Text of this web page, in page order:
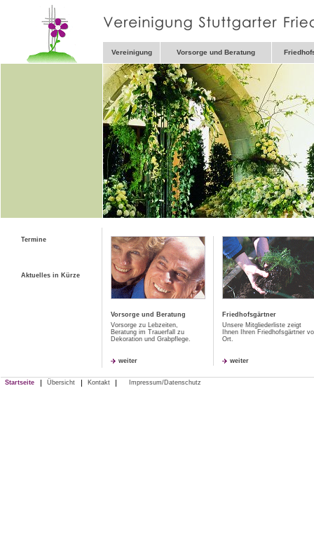
Vereinigung Vorsorge und Beratung
Termine
Aktuelles in Kürze
Vorsorge und Beratung
Vorsorge zu Lebzeiten,
Beratung im Trauerfall zu
Dekoration und Grabpflege.
weiter
Friedhofsgärtner
Unsere Mitgliederliste zeigt
Ihnen Ihren Friedhofsgärtner
Ort.
weiter
Startseite | Übersicht | Kontakt | Impressum/Datenschutz